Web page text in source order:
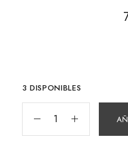
3 DISPONIBLES